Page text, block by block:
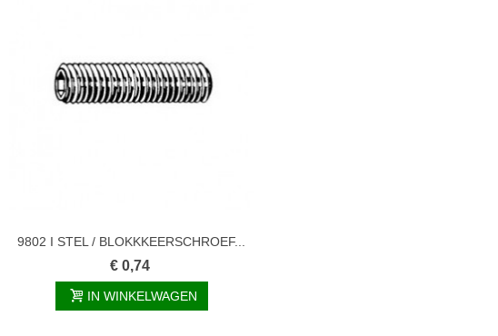
9802 I STEL / BLOKKKEERSCHROEF...
€ 0,74
IN WINKELWAGEN